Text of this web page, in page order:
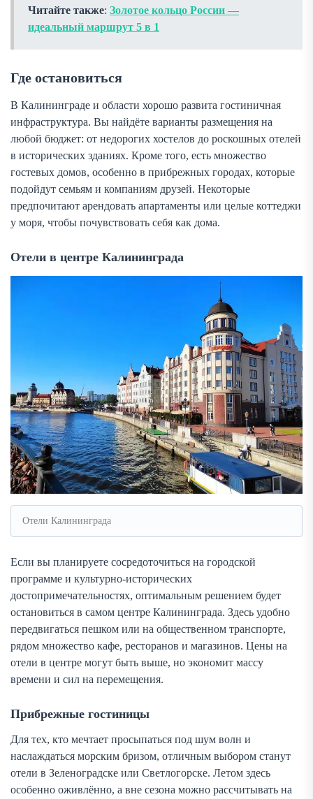
Читайте также: Золотое кольцо России —
идеальный маршрут 5 в 1
Где остановиться
В Калининграде и области хорошо развита гостиничная
инфраструктура. Вы найдёте варианты размещения на
любой бюджет: от недорогих хостелов до роскошных отелей
в исторических зданиях. Кроме того, есть множество
гостевых домов, особенно в прибрежных городах, которые
подойдут семьям и компаниям друзей. Некоторые
предпочитают арендовать апартаменты или целые коттеджи
у моря, чтобы почувствовать себя как дома.
Отели в центре Калининграда
Отели Калининграда
Если вы планируете сосредоточиться на городской
программе и культурно-исторических
достопримечательностях, оптимальным решением будет
остановиться в самом центре Калининграда. Здесь удобно
передвигаться пешком или на общественном транспорте,
рядом множество кафе, ресторанов и магазинов. Цены на
отели в центре могут быть выше, но экономит массу
времени и сил на перемещения.
Прибрежные гостиницы
Для тех, кто мечтает просыпаться под шум волн и
наслаждаться морским бризом, отличным выбором станут
отели в Зеленоградске или Светлогорске. Летом здесь
особенно оживлённо, а вне сезона можно рассчитывать на